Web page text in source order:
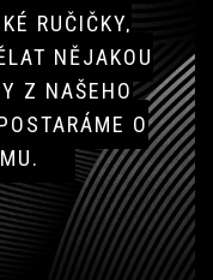
RUČIČKY,
NĚJAKOU
Z NAŠEHO
O